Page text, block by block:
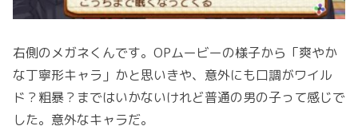
右側のメガネくんです。OPムービーの様子から「爽やか
な丁寧形キャラ」かと思いきや、意外にも口調がワイル
ド？粗暴？まではいかないけれど普通の男の子って感じで
した。意外なキャラだ。